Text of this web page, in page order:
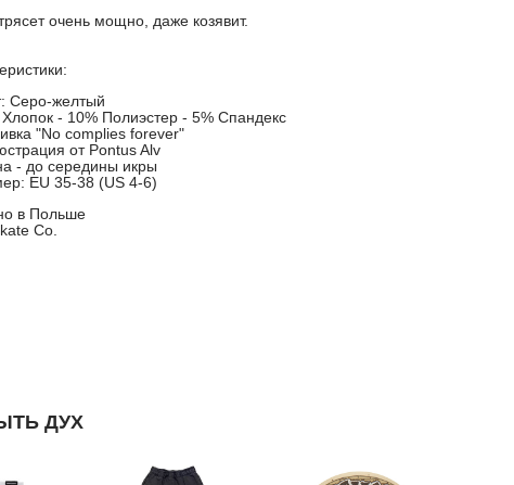
очень мощно, даже козявит.
Серо-желтый
- 10% Полиэстер - 5% Спандекс
"No complies forever"
от Pontus Alv
- до середины икры
EU 35-38 (US 4-6)
в Польше
Co.
ДУХ